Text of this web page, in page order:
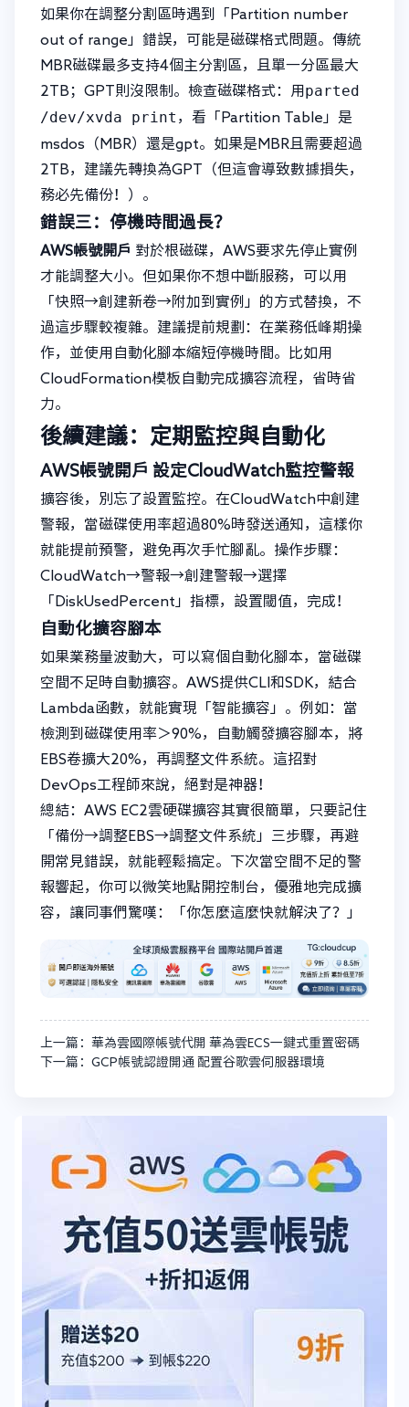
如果你在調整分割區時遇到「Partition number
out of range」錯誤，可能是磁碟格式問題。傳統
MBR磁碟最多支持4個主分割區，且單一分區最大
2TB；GPT則沒限制。檢查磁碟格式：用 parted
/dev/xvda print ，看「Partition Table」是
msdos（MBR）還是gpt。如果是MBR且需要超過
2TB，建議先轉換為GPT（但這會導致數據損失，
務必先備份！）。
錯誤三：停機時間過長？
AWS帳號開戶 對於根磁碟，AWS要求先停止實例
才能調整大小。但如果你不想中斷服務，可以用
「快照→創建新卷→附加到實例」的方式替換，不
過這步驟較複雜。建議提前規劃：在業務低峰期操
作，並使用自動化腳本縮短停機時間。比如用
CloudFormation模板自動完成擴容流程，省時省
力。
後續建議：定期監控與自動化
AWS帳號開戶 設定CloudWatch監控警報
擴容後，別忘了設置監控。在CloudWatch中創建
警報，當磁碟使用率超過80%時發送通知，這樣你
就能提前預警，避免再次手忙腳亂。操作步驟：
CloudWatch→警報→創建警報→選擇
「DiskUsedPercent」指標，設置閾值，完成！
自動化擴容腳本
如果業務量波動大，可以寫個自動化腳本，當磁碟
空間不足時自動擴容。AWS提供CLI和SDK，結合
Lambda函數，就能實現「智能擴容」。例如：當
檢測到磁碟使用率＞90%，自動觸發擴容腳本，將
EBS卷擴大20%，再調整文件系統。這招對
DevOps工程師來說，絕對是神器！
總結：AWS EC2雲硬碟擴容其實很簡單，只要記住
「備份→調整EBS→調整文件系統」三步驟，再避
開常見錯誤，就能輕鬆搞定。下次當空間不足的警
報響起，你可以微笑地點開控制台，優雅地完成擴
容，讓同事們驚嘆：「你怎麼這麼快就解決了？」
上一篇：華為雲國際帳號代開 華為雲ECS一鍵式重置密碼
下一篇：GCP帳號認證開通 配置谷歌雲伺服器環境